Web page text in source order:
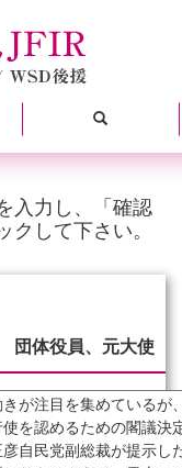
入力し、「確認
して下さい。
団体役員、元大使